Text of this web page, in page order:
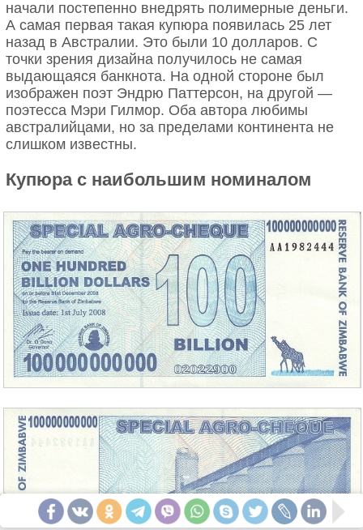
начали постепенно внедрять полимерные деньги.
А самая первая такая купюра появилась 25 лет
назад в Австралии. Это были 10 долларов. С
точки зрения дизайна получилось не самая
выдающаяся банкнота. На одной стороне был
изображен поэт Эндрю Паттерсон, на другой —
поэтесса Мэри Гилмор. Оба автора любимы
австралийцами, но за пределами континента не
слишком известны.
Купюра с наибольшим номиналом